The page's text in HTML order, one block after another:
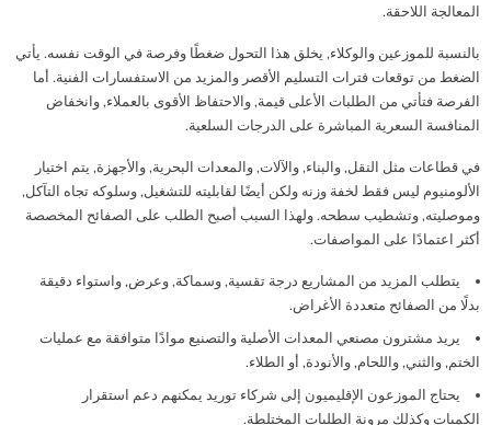
المعالجة اللاحقة.
بالنسبة للموزعين والوكلاء, يخلق هذا التحول ضغطًا وفرصة في الوقت نفسه. يأتي
الضغط من توقعات فترات التسليم الأقصر والمزيد من الاستفسارات الفنية. أما
الفرصة فتأتي من الطلبات الأعلى قيمة, والاحتفاظ الأقوى بالعملاء, وانخفاض
المنافسة السعرية المباشرة على الدرجات السلعية.
في قطاعات مثل النقل, والبناء, والآلات, والمعدات البحرية, والأجهزة, يتم اختيار
الألومنيوم ليس فقط لخفة وزنه ولكن أيضًا لقابليته للتشغيل, وسلوكه تجاه التآكل,
وموصليته, وتشطيب سطحه. ولهذا السبب أصبح الطلب على الصفائح المخصصة
أكثر اعتمادًا على المواصفات.
يتطلب المزيد من المشاريع درجة تقسية, وسماكة, وعرض, واستواء دقيقة
بدلًا من الصفائح متعددة الأغراض.
يريد مشترون مصنعي المعدات الأصلية والتصنيع موادًا متوافقة مع عمليات
الختم, والثني, واللحام, والأنودة, أو الطلاء.
يحتاج الموزعون الإقليميون إلى شركاء توريد يمكنهم دعم استقرار
الكميات وكذلك مرونة الطلبات المختلطة.